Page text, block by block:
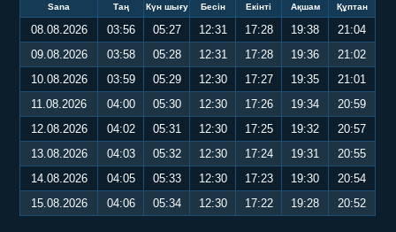
Sana Таң Күн шығу Бесін Екінті Ақшам Құптан
08.08.2026 03:56 05:27 12:31 17:28 19:38
21:04
09.08.2026
03:58 05:28 12:31 17:28 19:36
21:02
10.08.2026
03:59 05:29 12:30 17:27 19:35
21:01
11.08.2026
04:00 05:30 12:30 17:26 19:34
20:59
12.08.2026
04:02 05:31 12:30 17:25 19:32
20:57
13.08.2026
04:03 05:32 12:30 17:24 19:31
20:55
14.08.2026
04:05 05:33 12:30 17:23 19:30
20:54
15.08.2026
04:06 05:34 12:30 17:22 19:28 20:52